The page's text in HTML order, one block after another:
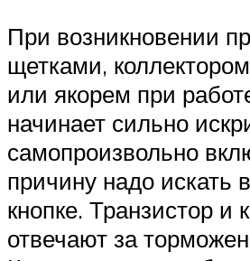
При возникновении
щетками,
или якорем при
начинает сильно
самопроизвольно
причину надо искать
кнопке. Транзистор и
отвечают за